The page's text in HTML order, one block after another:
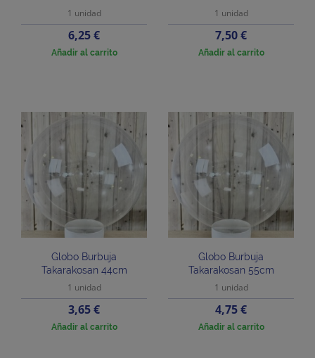
1 unidad
Precio
6,25 €
Añadir al carrito
1 unidad
Precio
7,50 €
Añadir al carrito
Globo Burbuja
Takarakosan 44cm
1 unidad
Precio
3,65 €
Añadir al carrito
Globo Burbuja
Takarakosan 55cm
1 unidad
Precio
4,75 €
Añadir al carrito